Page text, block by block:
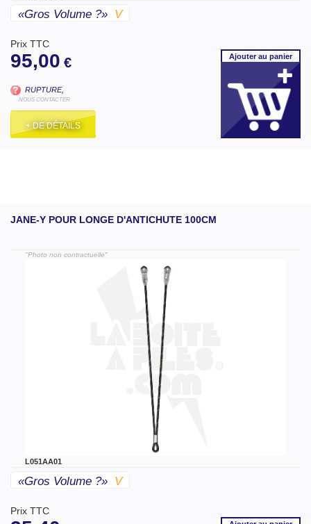
«gros Volume ?» V
Prix TTC
95,00 €
RUPTURE,
NOUS CONTACTER
+ DE DÉTAILS
Ajouterau panier
JANE-Y POUR LONGE D'ANTICHUTE 100CM
"Photo non contractuelle"
L051AA01
«gros Volume ?» V
Prix TTC